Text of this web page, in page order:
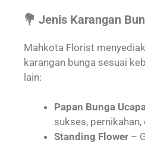
💐 Jenis Karangan
Mahkota Florist
karangan bunga sesuai
lain:
Papan Bunga
sukses,
Standing Flower –